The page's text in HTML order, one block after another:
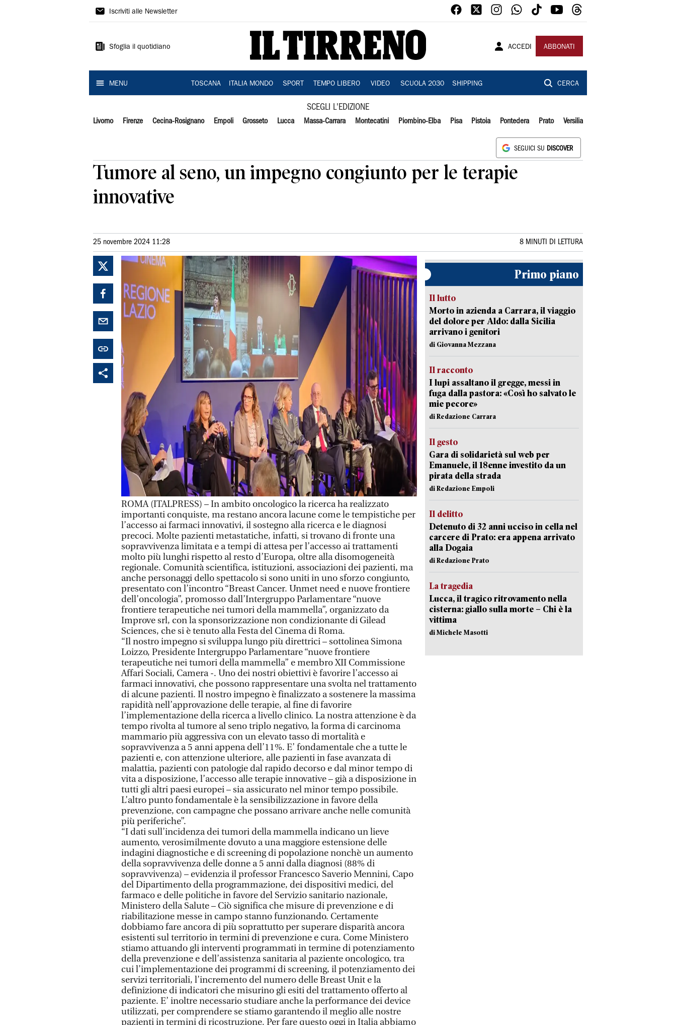
Il
Iscriviti alle Newsletter
Sfoglia il quotidiano ACCEDI ABBONATI
MENU TOSCANA ITALIA MONDO SPORT TEMPO LIBERO VIDEO SCUOLA 2030 SHIPPING CERCA
SCEGLI L'EDIZIONE
Livorno Firenze Cecina-Rosignano Empoli Grosseto Lucca Massa-Carrara Montecatini Piombino-Elba Pisa Pistoia Pontedera Prato Versilia
SEGUICI SU DISCOVER
Tumore al seno, un impegno congiunto per le terapie
innovative
25 novembre 2024 11:28 8 MINUTI DI LETTURA
ROMA (ITALPRESS) – In ambito oncologico la ricerca ha realizzato
importanti conquiste, ma restano ancora lacune come le tempistiche per
l’accesso ai farmaci innovativi, il sostegno alla ricerca e le diagnosi
precoci. Molte pazienti metastatiche, infatti, si trovano di fronte una
sopravvivenza limitata e a tempi di attesa per l’accesso ai trattamenti
molto più lunghi rispetto al resto d’Europa, oltre alla disomogeneità
regionale. Comunità scientifica, istituzioni, associazioni dei pazienti, ma
anche personaggi dello spettacolo si sono uniti in uno sforzo congiunto,
presentato con l’incontro “Breast Cancer. Unmet need e nuove frontiere
dell’oncologia”, promosso dall’Intergruppo Parlamentare “nuove
frontiere terapeutiche nei tumori della mammella”, organizzato da
Improve srl, con la sponsorizzazione non condizionante di Gilead
Sciences, che si è tenuto alla Festa del Cinema di Roma.
“Il nostro impegno si sviluppa lungo più direttrici – sottolinea Simona
Loizzo, Presidente Intergruppo Parlamentare “nuove frontiere
terapeutiche nei tumori della mammella” e membro XII Commissione
Affari Sociali, Camera -. Uno dei nostri obiettivi è favorire l’accesso ai
farmaci innovativi, che possono rappresentare una svolta nel trattamento
di alcune pazienti. Il nostro impegno è finalizzato a sostenere la massima
rapidità nell’approvazione delle terapie, al fine di favorire
l’implementazione della ricerca a livello clinico. La nostra attenzione è da
tempo rivolta al tumore al seno triplo negativo, la forma di carcinoma
mammario più aggressiva con un elevato tasso di mortalità e
sopravvivenza a 5 anni appena dell’11%. E’ fondamentale che a tutte le
pazienti e, con attenzione ulteriore, alle pazienti in fase avanzata di
malattia, pazienti con patologie dal rapido decorso e dal minor tempo di
vita a disposizione, l’accesso alle terapie innovative – già a disposizione in
tutti gli altri paesi europei – sia assicurato nel minor tempo possibile.
L’altro punto fondamentale è la sensibilizzazione in favore della
prevenzione, con campagne che possano arrivare anche nelle comunità
più periferiche”.
“I dati sull’incidenza dei tumori della mammella indicano un lieve
aumento, verosimilmente dovuto a una maggiore estensione delle
indagini diagnostiche e di screening di popolazione nonchè un aumento
della sopravvivenza delle donne a 5 anni dalla diagnosi (88% di
sopravvivenza) – evidenzia il professor Francesco Saverio Mennini, Capo
del Dipartimento della programmazione, dei dispositivi medici, del
farmaco e delle politiche in favore del Servizio sanitario nazionale,
Ministero della Salute – Ciò significa che misure di prevenzione e di
riabilitazione messe in campo stanno funzionando. Certamente
dobbiamo fare ancora di più soprattutto per superare disparità ancora
esistenti sul territorio in termini di prevenzione e cura. Come Ministero
stiamo attuando gli interventi programmati in termine di potenziamento
della prevenzione e dell’assistenza sanitaria al paziente oncologico, tra
cui l’implementazione dei programmi di screening, il potenziamento dei
servizi territoriali, l’incremento del numero delle Breast Unit e la
definizione di indicatori che misurino gli esiti del trattamento offerto al
paziente. E’ inoltre necessario studiare anche la performance dei device
utilizzati, per comprendere se stiamo garantendo il meglio alle nostre
pazienti in termini di ricostruzione. Per fare questo oggi in Italia abbiamo
Primo piano
Il lutto
Morto in azienda a Carrara, il viaggio
del dolore per Aldo: dalla Sicilia
arrivano i genitori
di Giovanna Mezzana
Il racconto
I lupi assaltano il gregge, messi in
fuga dalla pastora: «Così ho salvato le
mie pecore»
di Redazione Carrara
Il gesto
Gara di solidarietà sul web per
Emanuele, il 18enne investito da un
pirata della strada
di Redazione Empoli
Il delitto
Detenuto di 32 anni ucciso in cella nel
carcere di Prato: era appena arrivato
alla Dogaia
di Redazione Prato
La tragedia
Lucca, il tragico ritrovamento nella
cisterna: giallo sulla morte – Chi è la
vittima
di Michele Masotti